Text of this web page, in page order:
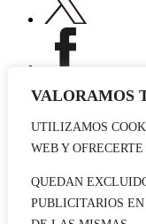
VALORAMOS
UTILIZAMOS
WEB Y
QUEDAN
PUBLICITARIOS
Publicidad
Contacto
© 2026 masdearte.